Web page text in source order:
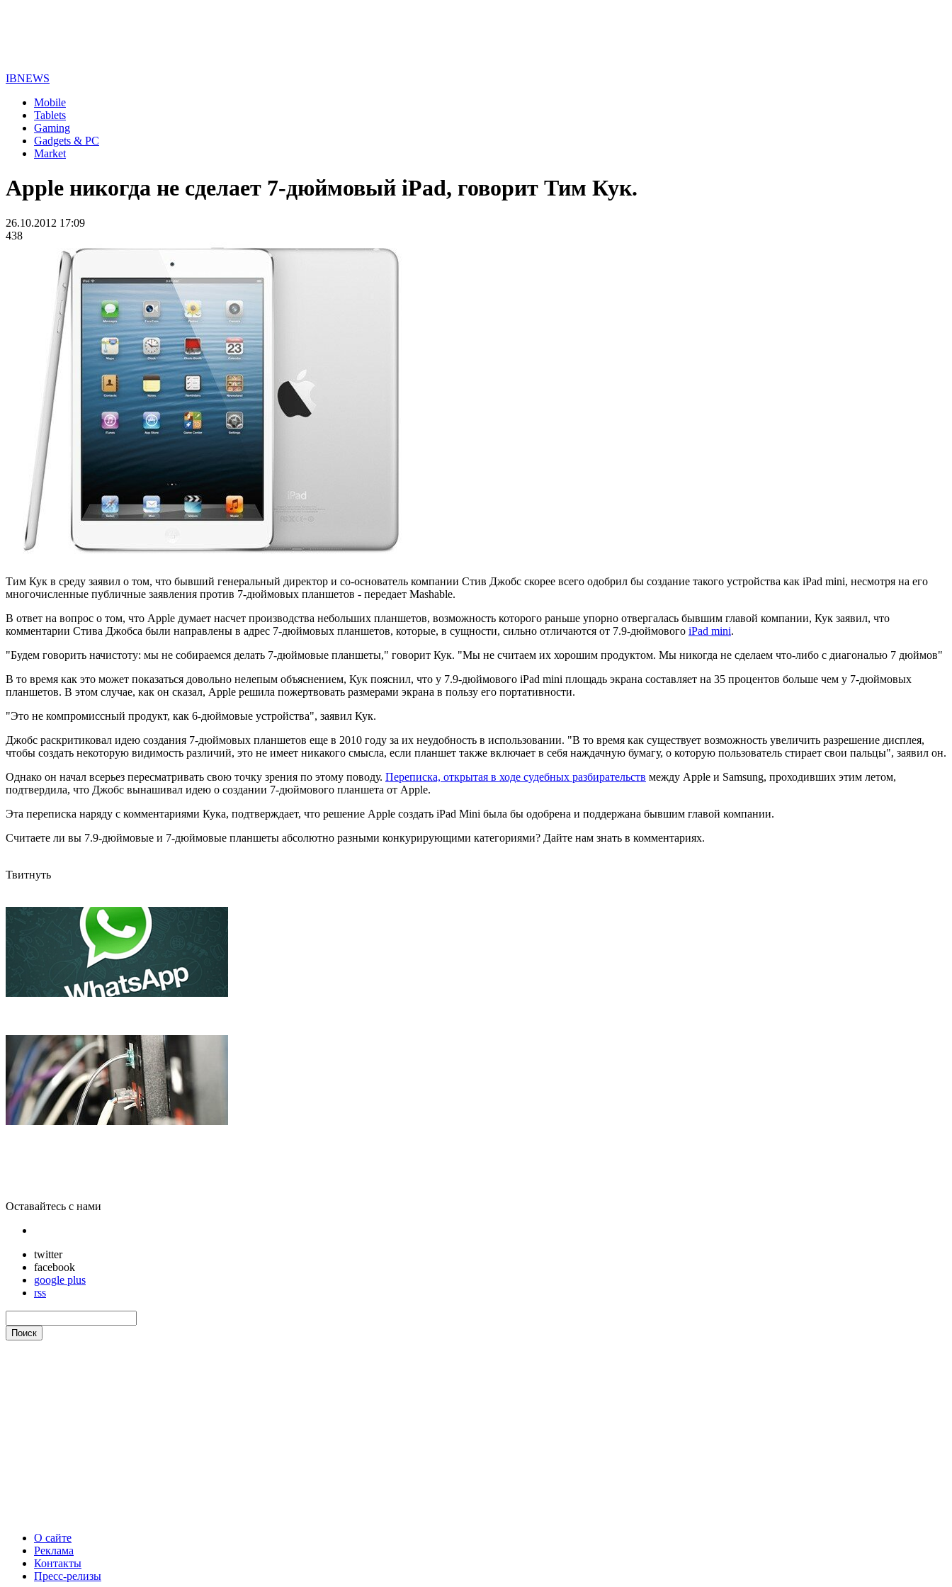
IBNEWS
Mobile
Tablets
Gaming
Gadgets & PC
Market
Apple никогда не сделает 7-дюймовый iPad, говорит Тим Кук.
26.10.2012 17:09
438
Тим Кук в среду заявил о том, что бывший генеральный директор и со-основатель компании Стив Джобс скорее всего одобрил бы создание такого устройства как iPad mini, несмотря на его
многочисленные публичные заявления против 7-дюймовых планшетов - передает Mashable.
В ответ на вопрос о том, что Apple думает насчет производства небольших планшетов, возможность которого раньше упорно отвергалась бывшим главой компании, Кук заявил, что
комментарии Стива Джобса были направлены в адрес 7-дюймовых планшетов, которые, в сущности, сильно отличаются от 7.9-дюймового iPad mini.
"Будем говорить начистоту: мы не собираемся делать 7-дюймовые планшеты," говорит Кук. "Мы не считаем их хорошим продуктом. Мы никогда не сделаем что-либо с диагональю 7 дюймов"
В то время как это может показаться довольно нелепым объяснением, Кук пояснил, что у 7.9-дюймового iPad mini площадь экрана составляет на 35 процентов больше чем у 7-дюймовых
планшетов. В этом случае, как он сказал, Apple решила пожертвовать размерами экрана в пользу его портативности.
"Это не компромиссный продукт, как 6-дюймовые устройства", заявил Кук.
Джобс раскритиковал идею создания 7-дюймовых планшетов еще в 2010 году за их неудобность в использовании. "В то время как существует возможность увеличить разрешение дисплея,
чтобы создать некоторую видимость различий, это не имеет никакого смысла, если планшет также включает в себя наждачную бумагу, о которую пользователь стирает свои пальцы", заявил он.
Однако он начал всерьез пересматривать свою точку зрения по этому поводу. Переписка, открытая в ходе судебных разбирательств между Apple и Samsung, проходивших этим летом,
подтвердила, что Джобс вынашивал идею о создании 7-дюймового планшета от Apple.
Эта переписка наряду с комментариями Кука, подтверждает, что решение Apple создать iPad Mini была бы одобрена и поддержана бывшим главой компании.
Считаете ли вы 7.9-дюймовые и 7-дюймовые планшеты абсолютно разными конкурирующими категориями? Дайте нам знать в комментариях.
Твитнуть
Оставайтесь с нами
twitter
facebook
google plus
rss
О сайте
Реклама
Контакты
Пресс-релизы